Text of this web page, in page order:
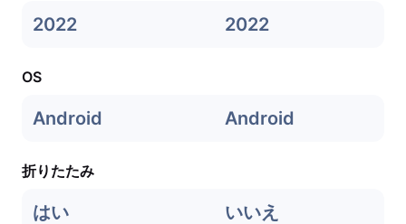
2022 2022
OS
Android Android
折りたたみ
はい いいえ